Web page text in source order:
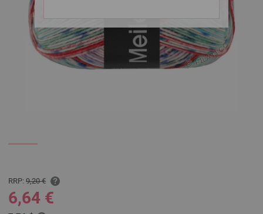
RRP: 9,20 €
6,64 €